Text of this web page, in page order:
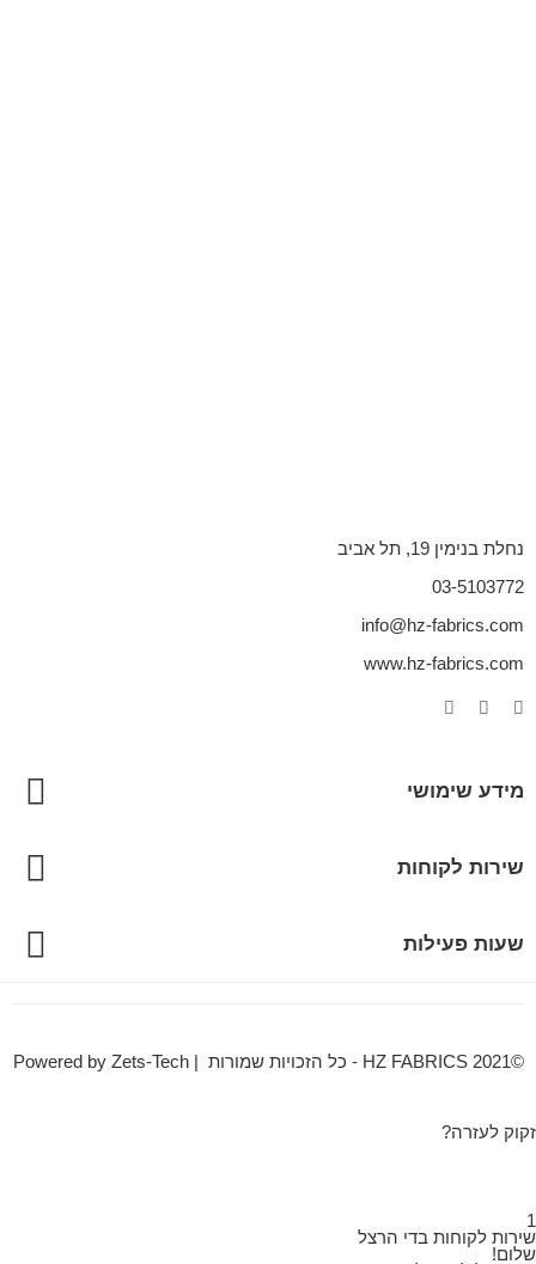
נחלת בנימין 19, תל אביב
03-5103772
info@hz-fabrics.com
www.hz-fabrics.com
מידע שימושי
שירות לקוחות
שעות פעילות
©HZ FABRICS 2021 - כל הזכויות שמורות | Powered by Zets-Tech
זקוק לעזרה?
1
שירות לקוחות בדי הרצל
שלום!